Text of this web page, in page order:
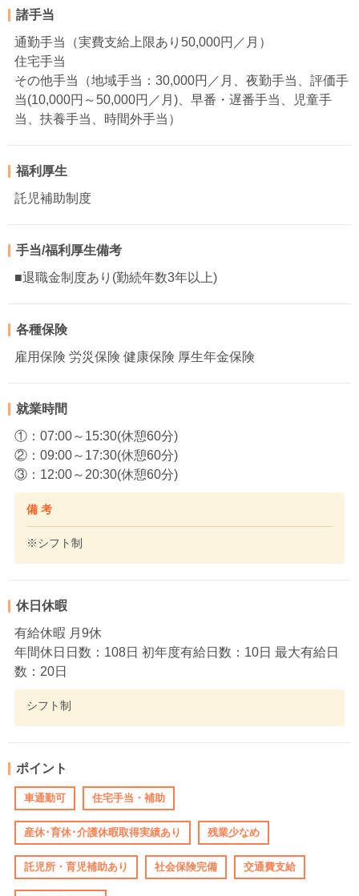
諸手当
通勤手当（実費支給上限あり50,000円／月）
住宅手当
その他手当（地域手当：30,000円／月、夜勤手当、評価手
当(10,000円～50,000円／月)、早番・遅番手当、児童手
当、扶養手当、時間外手当）
福利厚生
託児補助制度
手当/福利厚生備考
■退職金制度あり(勤続年数3年以上)
各種保険
雇用保険 労災保険 健康保険 厚生年金保険
就業時間
①：07:00～15:30(休憩60分)
②：09:00～17:30(休憩60分)
③：12:00～20:30(休憩60分)
備 考
※シフト制
休日休暇
有給休暇 月9休
年間休日日数：108日 初年度有給日数：10日 最大有給日
数：20日
シフト制
ポイント
車通勤可 住宅手当・補助
産休･育休･介護休暇取得実績あり 残業少なめ
託児所・育児補助あり 社会保険完備 交通費支給